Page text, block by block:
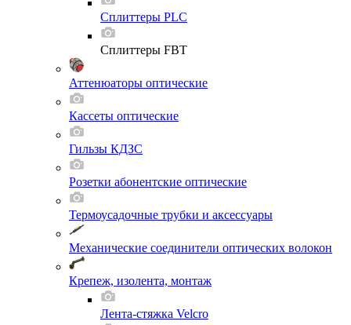
Сплиттеры PLC
Сплиттеры FBT
Аттенюаторы оптические
Кассеты оптические
Гильзы КДЗС
Розетки абонентские оптические
Термоусадочные трубки и аксессуары
Механические соединители оптических волокон
Крепеж, изолента, монтаж
Лента-стяжка Velcro